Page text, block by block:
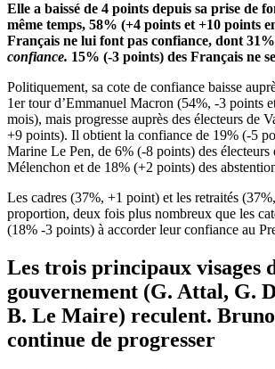
Elle a baissé de 4 points depuis sa prise de
même temps, 58% (+4 points et +10 points
Français ne lui font pas confiance, dont 31%
confiance. 15% (-3 points) des Français ne
Politiquement, sa cote de confiance baisse
1er tour d’Emmanuel Macron (54%, -3 points
mois), mais progresse auprès des électeurs de
+9 points). Il obtient la confiance de 19% (-5
Marine Le Pen, de 6% (-8 points) des électeurs
Mélenchon et de 18% (+2 points) des
Les cadres (37%, +1 point) et les retraités
proportion, deux fois plus nombreux que les
(18% -3 points) à accorder leur confiance au
Les trois principaux visages
gouvernement (G. Attal, G.
B. Le Maire) reculent.
continue de progresser